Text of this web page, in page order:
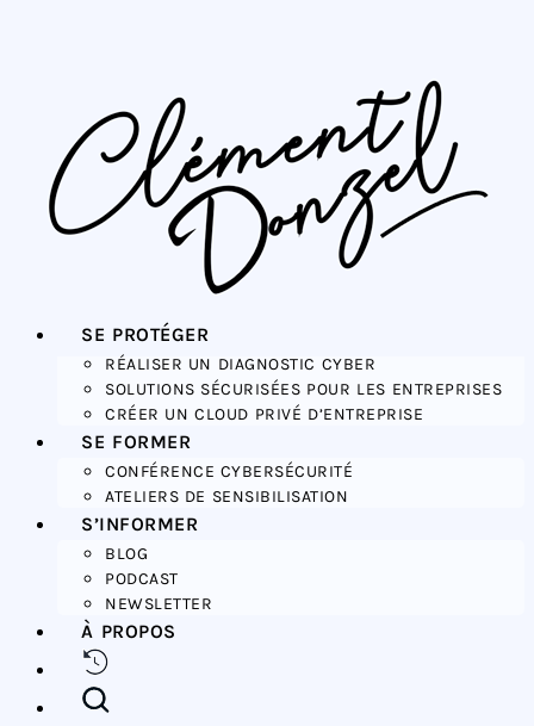
SE PROTÉGER
RÉALISER UN DIAGNOSTIC CYBER
SOLUTIONS SÉCURISÉES POUR LES ENTREPRISES
CRÉER UN CLOUD PRIVÉ D’ENTREPRISE
SE FORMER
CONFÉRENCE CYBERSÉCURITÉ
ATELIERS DE SENSIBILISATION
S’INFORMER
BLOG
PODCAST
NEWSLETTER
À PROPOS